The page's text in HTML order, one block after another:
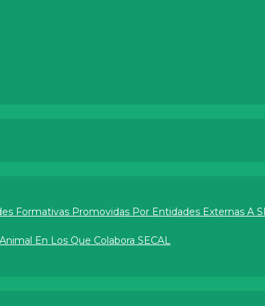
Formativas Promovidas Por Entidades Externas A
En Los Que Colabora SECAL